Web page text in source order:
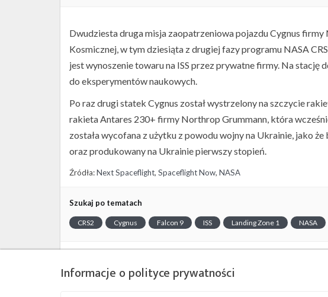
Dwudziesta druga misja zaopatrzeniowa pojazdu Cygnus
Kosmicznej, w tym dziesiąta z drugiej fazy programu NASA
jest wynoszenie towaru na ISS przez prywatne firmy. Na stację
do eksperymentów naukowych.
Po raz drugi statek Cygnus został wystrzelony na szczycie
rakieta Antares 230+ firmy Northrop Grummann, która
została wycofana z użytku z powodu wojny na Ukrainie, jako
oraz produkowany na Ukrainie pierwszy stopień.
Źródła:Next Spaceflight, Spaceflight Now, NASA
Szukaj po tematach
CRS2 Cygnus Falcon 9 ISS Landing Zone 1 NASA
Informacje o polityce prywatności